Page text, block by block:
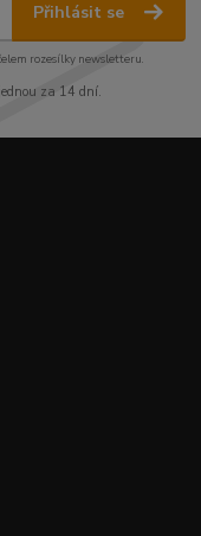
Přihlásit se
rozesílky newsletteru.
za 14 dní.